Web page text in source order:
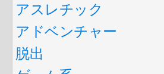
アスレチック
アドベンチャー
脱出